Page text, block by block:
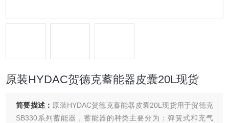
原装HYDAC贺德克蓄能器皮囊20L现货
简要描述： 原装HYDAC贺德克蓄能器皮囊20L现货用于贺德克
SB330系列蓄能器，蓄能器的种类主要分为：弹簧式和充气